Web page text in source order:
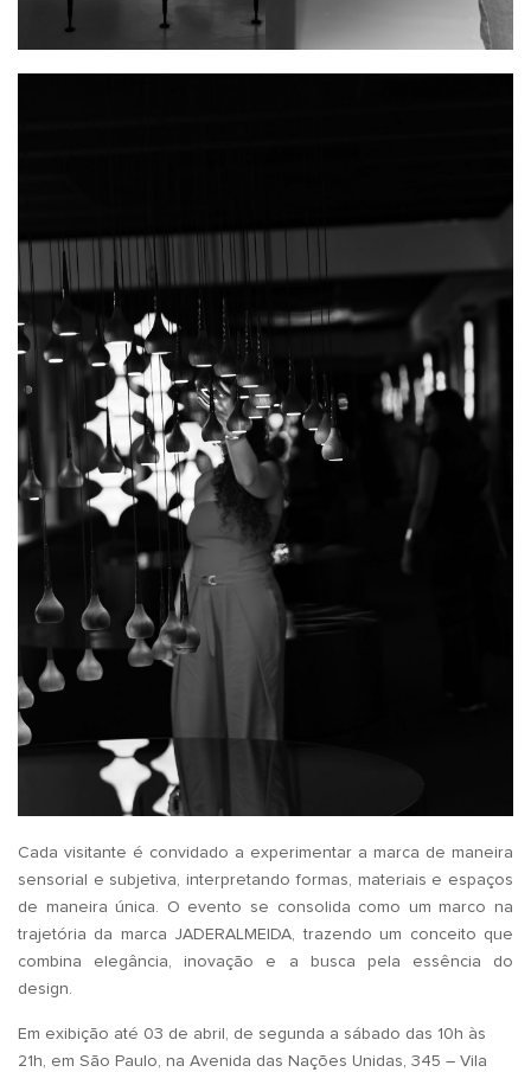
Cada visitante é convidado a experimentar a marca de maneira
sensorial e subjetiva, interpretando formas, materiais e espaços
de maneira única. O evento se consolida como um marco na
trajetória da marca JADERALMEIDA, trazendo um conceito que
combina elegância, inovação e a busca pela essência do
design.
Em exibição até 03 de abril, de segunda a sábado das 10h às
21h, em São Paulo, na Avenida das Nações Unidas, 345 – Vila